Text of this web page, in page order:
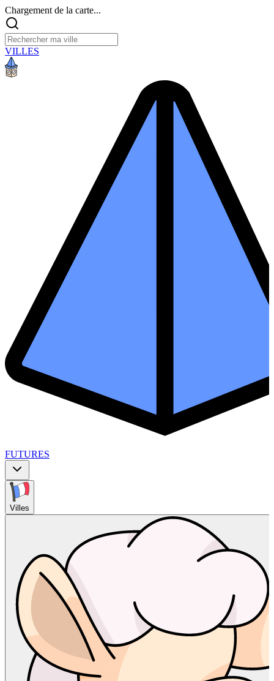
Chargement de la carte...
VILLES
FUTURES
Villes